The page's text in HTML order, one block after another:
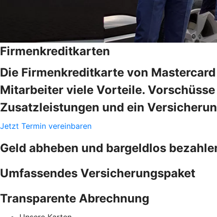
Firmenkreditkarten
Die Firmenkreditkarte von
Mitarbeiter viele Vorteile.
Zusatzleistungen und ein
Jetzt Termin vereinbaren
Geld abheben und bargeldlos
Umfassendes Versicherungspaket
Transparente Abrechnung